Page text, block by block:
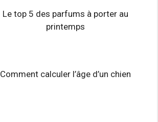
Le top 5 des parfums à porter au
printemps
Comment calculer l’âge d’un chien